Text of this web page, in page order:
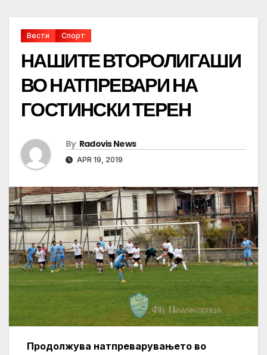
Вести Спорт
НАШИТЕ ВТОРОЛИГАШИ
ВО НАТПРЕВАРИ НА
ГОСТИНСКИ ТЕРЕН
By Radovis News
APR 19, 2019
Продолжува натпреварувањето во